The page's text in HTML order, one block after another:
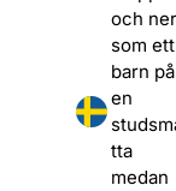
och ner
som ett
barn på
en
tta
medan